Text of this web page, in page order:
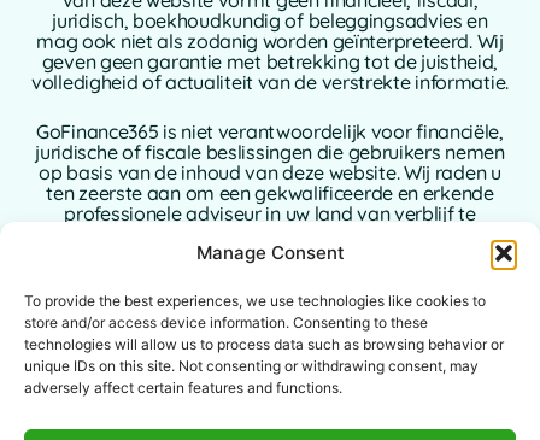
Manage Consent
To provide the best experiences, we use technologies like cookies to
store and/or access device information. Consenting to these
technologies will allow us to process data such as browsing behavior or
unique IDs on this site. Not consenting or withdrawing consent, may
adversely affect certain features and functions.
juridisch, boekhoudkundig of beleggingsadvies en
mag ook niet als zodanig worden geïnterpreteerd. Wij
geven geen garantie met betrekking tot de juistheid,
volledigheid of actualiteit van de verstrekte informatie.
GoFinance365 is niet verantwoordelijk voor financiële,
juridische of fiscale beslissingen die gebruikers nemen
op basis van de inhoud van deze website. Wij raden u
ten zeerste aan om een gekwalificeerde en erkende
professionele adviseur in uw land van verblijf te
betrekking tot uw persoonlijke of zakelijke financiën.
Het gebruik van deze website houdt de volledige
aanvaarding van deze disclaimer in. GoFinance365,
noch de auteurs of bijdragers ervan, aanvaarden
enige aansprakelijkheid voor directe, indirecte of
gevolgschade die voortvloeit uit het gebruik van de